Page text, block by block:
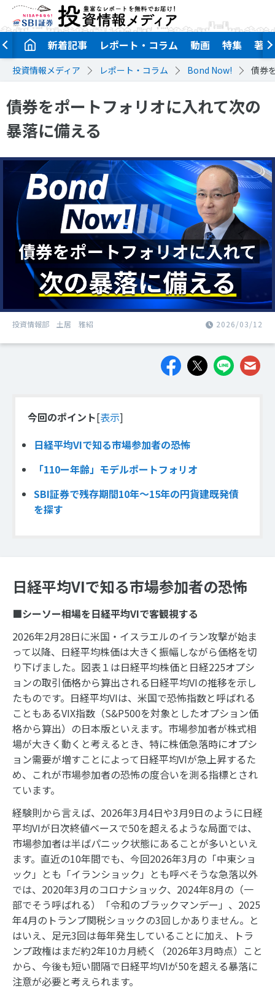
新着記事 レポート・コラム 動画 特集 著者
投資情報メディア レポート・コラム Bond Now! 債券
債券をポートフォリオに入れて次の
暴落に備える
投資情報部 土居 雅紹 2026/03/12
今回のポイント[表示]
日経平均VIで知る市場参加者の恐怖
「110ー年齢」モデルポートフォリオ
SBI証券で残存期間10年～15年の円貨建既発債
を探す
日経平均VIで知る市場参加者の恐怖
■シーソー相場を日経平均VIで客観視する
2026年2月28日に米国・イスラエルのイラン攻撃が始ま
って以降、日経平均株価は大きく振幅しながら価格を切
り下げました。図表１は日経平均株価と日経225オプシ
ョンの取引価格から算出される日経平均VIの推移を示し
たものです。日経平均VIは、米国で恐怖指数と呼ばれる
こともあるVIX指数（S&P500を対象としたオプション価
格から算出）の日本版といえます。市場参加者が株式相
場が大きく動くと考えるとき、特に株価急落時にオプシ
ョン需要が増すことによって日経平均VIが急上昇するた
め、これが市場参加者の恐怖の度合いを測る指標とされ
ています。
経験則から言えば、2026年3月4日や3月9日のように日経
平均VIが日次終値ベースで50を超えるような局面では、
市場参加者は半ばパニック状態にあることが多いといえ
ます。直近の10年間でも、今回2026年3月の「中東ショ
ック」とも「イランショック」とも呼べそうな急落以外
では、2020年3月のコロナショック、2024年8月の（一
部でそう呼ばれる）「令和のブラックマンデー」、2025
年4月のトランプ関税ショックの3回しかありません。と
はいえ、足元3回は毎年発生していることに加え、トラ
ンプ政権はまだ約2年10カ月続く（2026年3月時点）こと
から、今後も短い間隔で日経平均VIが50を超える暴落に
注意が必要と考えられます。